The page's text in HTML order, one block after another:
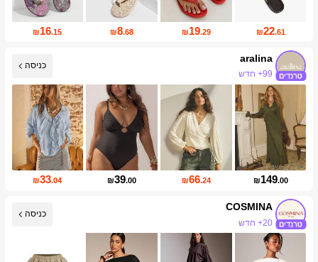
₪22.61
₪19.29
₪8.68
₪16.15
aralina
673K עוקבים
כניסה
₪149.00
₪66.24
₪39.00
₪33.04
COSMINA
20+ חדש
838K עוקבים
כניסה